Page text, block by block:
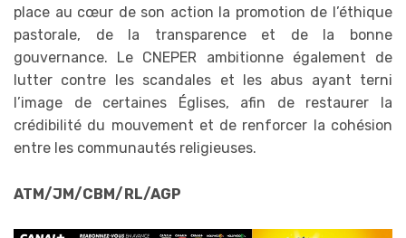
place au cœur de son action la promotion de l’éthique
pastorale, de la transparence et de la bonne
gouvernance. Le CNEPER ambitionne également de
lutter contre les scandales et les abus ayant terni
l’image de certaines Églises, afin de restaurer la
crédibilité du mouvement et de renforcer la cohésion
entre les communautés religieuses.
ATM/JM/CBM/RL/AGP